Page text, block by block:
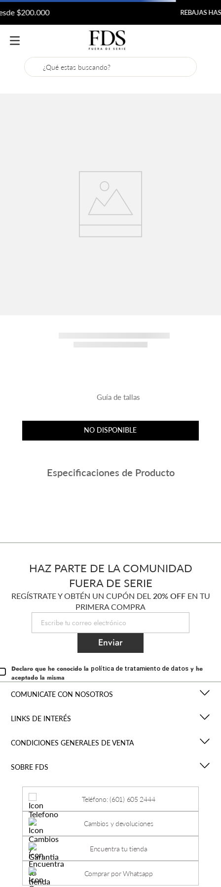
¿Qué estas buscando?
Guía de tallas
NO DISPONIBLE
Especificaciones de Producto
HAZ PARTE DE LA COMUNIDAD
FUERA DE SERIE
REGÍSTRATE Y OBTÉN UN CUPÓN DEL 20% OFFEN TU
PRIMERA COMPRA
Enviar
Declaro que he conocido la política de tratamiento de datos y he
aceptado la misma
COMUNICATE CON NOSOTROS
LINKS DE INTERÉS
CONDICIONES GENERALES DE VENTA
SOBRE FDS
Teléfono: (601) 605 2444
Cambios y devoluciones
Encuentra tu tienda
Comprar por Whatsapp